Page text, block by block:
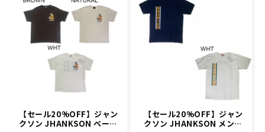
【セール20%OFF】ジャン
クソン JHANKSON ベース
【セール20%OFF】ジャン
クソン JHANKSON メンズ